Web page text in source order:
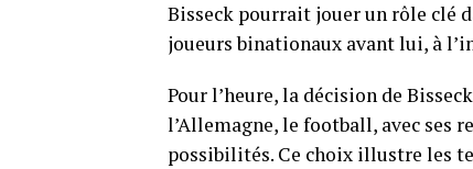
Bisseck pourrait jouer un rôle clé
joueurs binationaux avant lui, à
Pour l’heure, la décision de
l’Allemagne, le football, avec ses
possibilités. Ce choix illustre les